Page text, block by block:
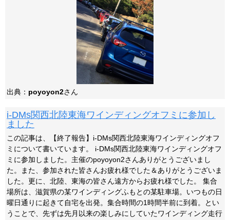
出典： poyoyon2さん
i-DMs関西北陸東海ワインディングオフミに参加し
ました
この記事は、【終了報告】i-DMs関西北陸東海ワインディングオフ
ミについて書いています。 i-DMs関西北陸東海ワインディングオフ
ミに参加しました。主催のpoyoyon2さんありがとうございまし
た。また、参加された皆さんお疲れ様でした＆ありがとうございま
した。更に、北陸、東海の皆さん遠方からお疲れ様でした。 集合
場所は、滋賀県の某ワインディングふもとの某駐車場。いつもの日
曜日通りに起きて自宅を出発。集合時間の1時間半前に到着。とい
うことで、先ずは先月以来の楽しみにしていたワインディング走行